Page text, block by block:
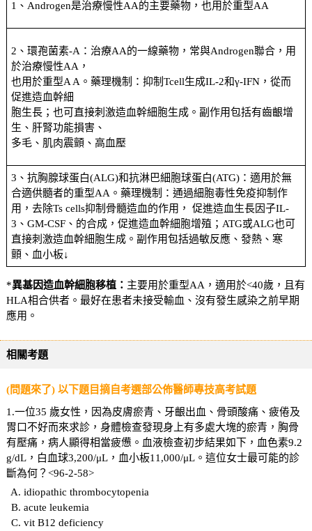
1、Androgen是治療慢性AA的主要藥物，也用於重型AA
2、環孢菌素-A：治療AA的一線藥物，常與Androgen聯合，用
於治療慢性AA，
也用於重型A A。藥理機制：抑制Tcell生成IL-2和γ-IFN，從而
促進造血幹細
胞生長；也可直接刺激造血幹細胞生成。副作用包括有齒齦增
生、肝腎功能損害、
多毛、肌肉震顫、高血壓
3、抗胸腺球蛋白(ALG)和抗淋巴細胞球蛋白(ATG)：適用於無
合適供髓者的重型AA。藥理機制：通過細胞毒性免疫抑制作
用，去除Ts cells抑制骨髓造血的作用， 促進造血生長因子IL-
3、GM-CSF、的合成，促進造血幹細胞增殖；ATG或ALG也可
直接刺激造血幹細胞生成。副作用包括過敏反應、發熱、寒
顫、血小板↓
*異基因造血幹細胞移植： 主要用於重型AA，適用於<40歲，且有
HLA相合供者。最好在患者未接受輸血、沒有發生感染之前早期
應用。
相關考題
(問題來了) 以下題目摘自考選部公佈醫師專技高考試題
1.一位35 歲女性，因為皮膚瘀青、牙齦出血、骨頭酸痛、疲倦及
胃口不好而來求診，身體檢查發現身上有多處大塊的瘀青，胸骨
有壓痛，病人顯得相當疲憊。血液檢查初步結果如下，血色素9.2
g/dL，白血球3,200/μL，血小板11,000/μL。這位女士最可能的診
斷為何？<96-2-58>
idiopathic thrombocytopenia
acute leukemia
vit B12 deficiency